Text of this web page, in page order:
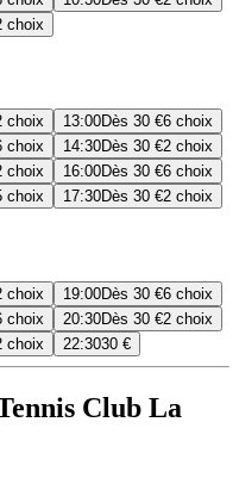
choix
choix 13:00Dès 30 €6 choix
choix 14:30Dès 30 €2 choix
choix 16:00Dès 30 €6 choix
choix 17:30Dès 30 €2 choix
choix 19:00Dès 30 €6 choix
choix 20:30Dès 30 €2 choix
choix 22:3030 €
Club La